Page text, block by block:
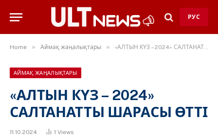
РУС
Home » Аймақ жаңалықтары » «АЛТЫН КҮЗ – 2024» САЛТАНАТТЫ ШАРАСЫ ӨТТІ
АЙМАҚ ЖАҢАЛЫҚТАРЫ
«АЛТЫН КҮЗ – 2024»
САЛТАНАТТЫ ШАРАСЫ ӨТТІ
11.10.2024 1 Views